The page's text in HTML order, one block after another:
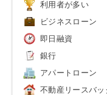
利用者が多い
ビジネスローン
即日融資
銀行
アパートローン
不動産リースバッ